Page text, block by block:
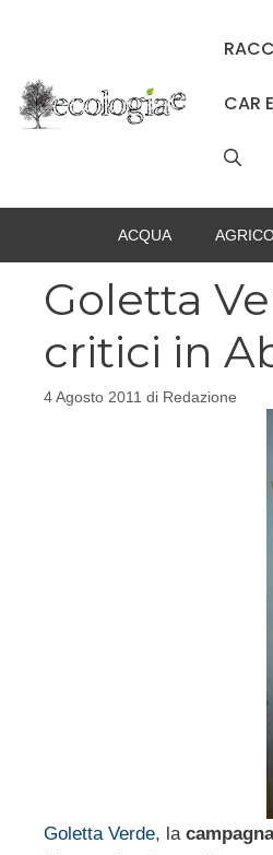
CAR
ACQUA
Goletta
critici in
4 Agosto 2011 di Redazione
Goletta Verde, la campagna